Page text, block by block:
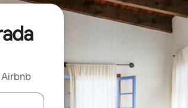
Airbnb